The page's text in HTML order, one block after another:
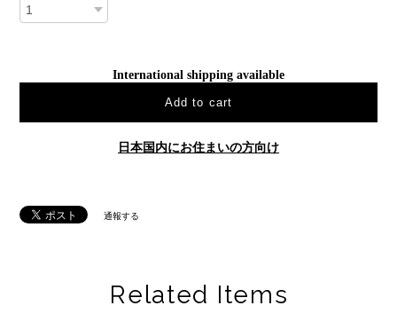
International shipping available
Add to cart
日本国内にお住まいの方向け
通報する
Related Items